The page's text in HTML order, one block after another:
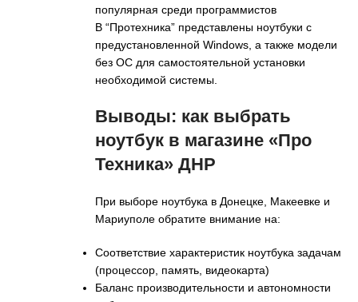
популярная среди программистов
В “Протехника” представлены ноутбуки с
предустановленной Windows, а также модели
без ОС для самостоятельной установки
необходимой системы.
Выводы: как выбрать
ноутбук в магазине «Про
Техника» ДНР
При выборе ноутбука в Донецке, Макеевке и
Мариуполе обратите внимание на:
Соответствие характеристик ноутбука задачам
(процессор, память, видеокарта)
Баланс производительности и автономности